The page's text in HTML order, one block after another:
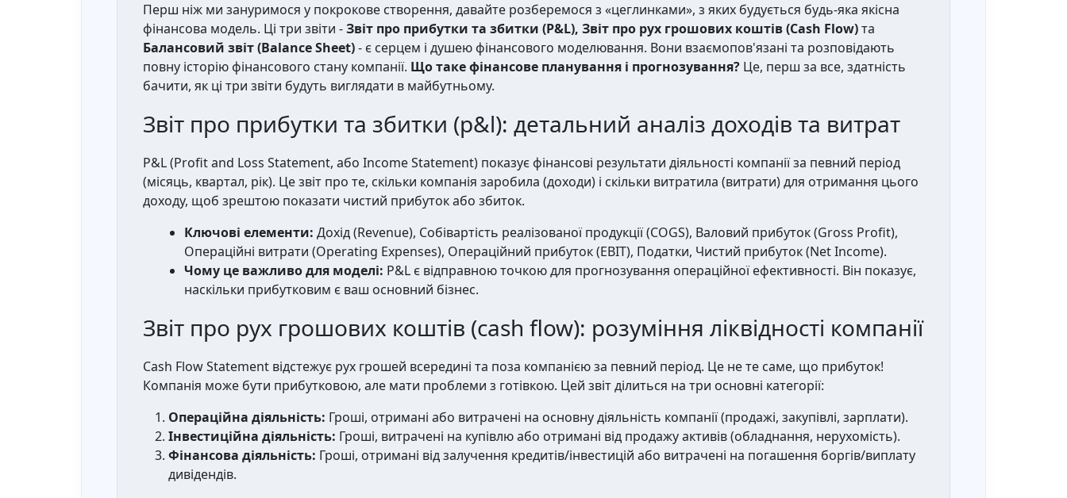
Перш ніж ми зануримося у покрокове створення, давайте розберемося з «цеглинками», з яких будується будь-яка якісна
фінансова модель. Ці три звіти -Звіт про прибутки та збитки (P&L), Звіт про рух грошових коштів (Cash Flow)та
Балансовий звіт (Balance Sheet)- є серцем і душею фінансового моделювання. Вони взаємопов'язані та розповідають
повну історію фінансового стану компанії. Що таке фінансове планування і прогнозування? Це, перш за все, здатність
бачити, як ці три звіти будуть виглядати в майбутньому.
Звіт про прибутки та збитки (p&l): детальний аналіз доходів та витрат
P&L (Profit and Loss Statement, або Income Statement) показує фінансові результати діяльності компанії за певний період
(місяць, квартал, рік). Це звіт про те, скільки компанія заробила (доходи) і скільки витратила (витрати) для отримання цього
доходу, щоб зрештою показати чистий прибуток або збиток.
Ключові елементи: Дохід (Revenue), Собівартість реалізованої продукції (COGS), Валовий прибуток (Gross Profit),
Операційні витрати (Operating Expenses), Операційний прибуток (EBIT), Податки, Чистий прибуток (Net Income).
Чому це важливо для моделі: P&L є відправною точкою для прогнозування операційної ефективності. Він показує,
наскільки прибутковим є ваш основний бізнес.
Звіт про рух грошових коштів (cash flow): розуміння ліквідності компанії
Cash Flow Statement відстежує рух грошей всередині та поза компанією за певний період. Це не те саме, що прибуток!
Компанія може бути прибутковою, але мати проблеми з готівкою. Цей звіт ділиться на три основні категорії:
Операційна діяльність: Гроші, отримані або витрачені на основну діяльність компанії (продажі, закупівлі, зарплати).
Інвестиційна діяльність: Гроші, витрачені на купівлю або отримані від продажу активів (обладнання, нерухомість).
Фінансова діяльність: Гроші, отримані від залучення кредитів/інвестицій або витрачені на погашення боргів/виплату
дивідендів.